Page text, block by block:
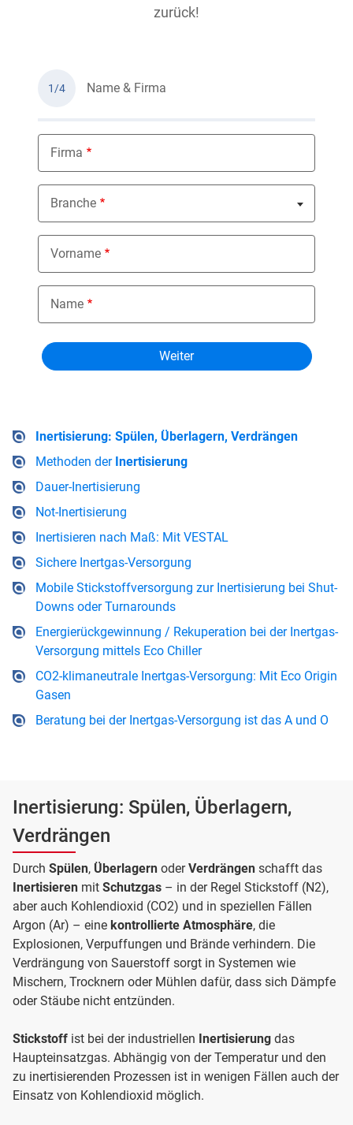
Inertisierung: Spülen, Überlagern, Verdrängen
Methoden der Inertisierung
Dauer-Inertisierung
Not-Inertisierung
Inertisieren nach Maß: Mit VESTAL
Sichere Inertgas-Versorgung
Mobile Stickstoffversorgung zur Inertisierung bei Shut-
Downs oder Turnarounds
Energierückgewinnung / Rekuperation bei der Inertgas-
Versorgung mittels Eco Chiller
CO2-klimaneutrale Inertgas-Versorgung: Mit Eco Origin
Gasen
Beratung bei der Inertgas-Versorgung ist das A und O
Inertisierung: Spülen, Überlagern,
Verdrängen
Durch Spülen, Überlagern oderVerdrängen schafft das
Inertisieren mit Schutzgas – in der Regel Stickstoff (N2),
aber auch Kohlendioxid (CO2) und in speziellen Fällen
Argon (Ar) – eine kontrollierte Atmosphäre, die
Explosionen, Verpuffungen und Brände verhindern. Die
Verdrängung von Sauerstoff sorgt in Systemen wie
Mischern, Trocknern oder Mühlen dafür, dass sich Dämpfe
oder Stäube nicht entzünden.
Stickstoff ist bei der industriellen Inertisierung das
Haupteinsatzgas. Abhängig von der Temperatur und den
zu inertisierenden Prozessen ist in wenigen Fällen auch der
Einsatz von Kohlendioxid möglich.
zurück!
1/4 Name & Firma
Firma
Branche
Nothing selected
Vorname
Name